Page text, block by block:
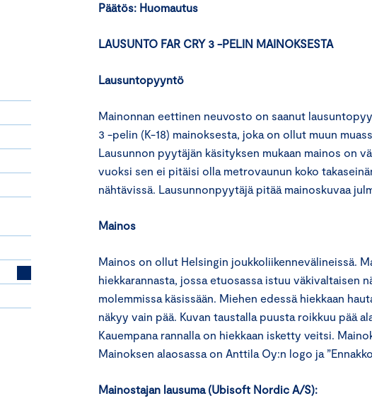
Päätös: Huomautus
LAUSUNTO FAR CRY 3 -PELIN MAINOKSESTA
Lausuntopyyntö
Mainonnan eettinen neuvosto on saanut
3 -pelin (K-18) mainoksesta, joka on ollut muun
Lausunnon pyytäjän käsityksen mukaan mainos on
vuoksi sen ei pitäisi olla metrovaunun koko
nähtävissä. Lausunnonpyytäjä pitää mainoskuvaa
Mainos
Mainos on ollut Helsingin joukkoliikennevälineissä.
hiekkarannasta, jossa etuosassa istuu väkivaltaisen
molemmissa käsissään. Miehen edessä hiekkaan
näkyy vain pää. Kuvan taustalla puusta roikkuu pää
Kauempana rannalla on hiekkaan isketty veitsi.
Mainoksen alaosassa on Anttila Oy:n logo ja
Mainostajan lausuma (Ubisoft Nordic A/S):